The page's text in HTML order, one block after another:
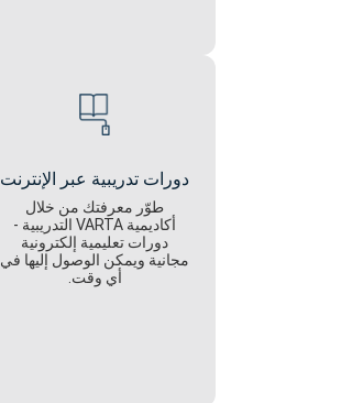
دورات تدريبية عبر الإنترنت
طوّر معرفتك من خلال
أكاديمية VARTA التدريبية -
دورات تعليمية إلكترونية
مجانية ويمكن الوصول إليها في
أي وقت.